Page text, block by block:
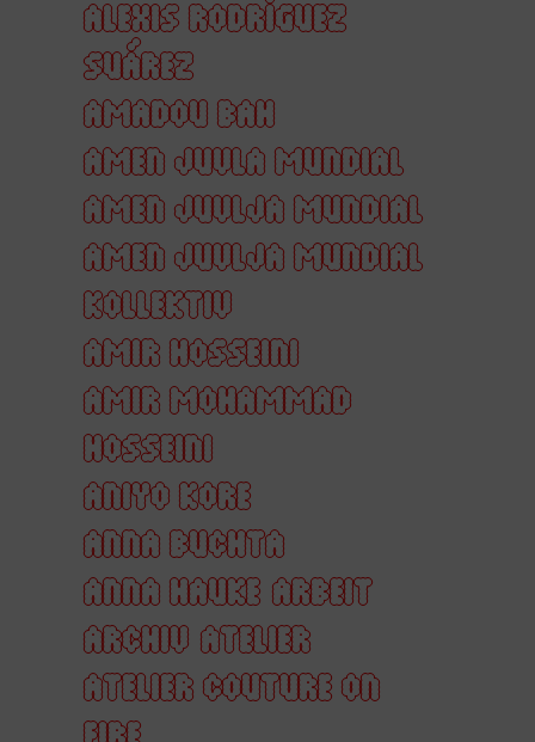
ALEXIS RODRÍGUEZ
SUÁREZ
AMADOU BAH
AMEN JUVLA MUNDIAL
AMEN JUVLJA MUNDIAL
AMEN JUVLJA MUNDIAL
KOLLEKTIV
AMIR HOSSEINI
AMIR MOHAMMAD
HOSSEINI
ANIYO KORE
ANNA BUCHTA
ANNA HAUKE ARBEIT
ARCHIV ATELIER
ATELIER COUTURE ON
FIRE